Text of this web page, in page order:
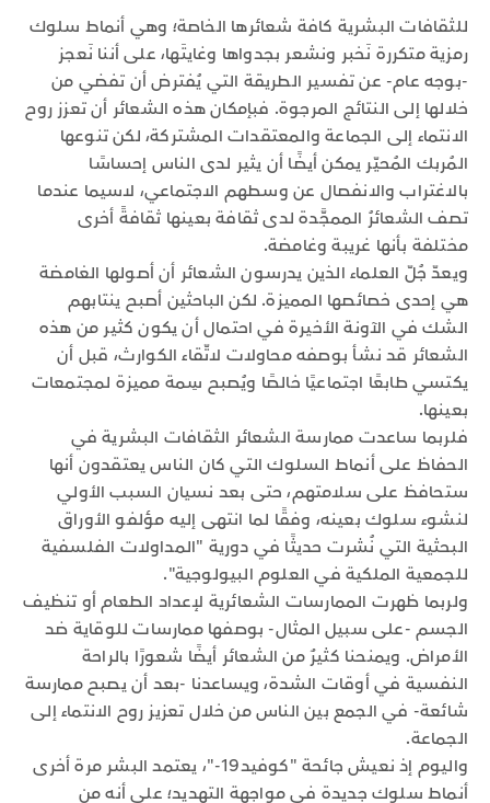
للثقافات البشرية كافة شعائرها الخاصة؛ وهي أنماط سلوك
رمزية متكررة نَخبر ونشعر بجدواها وغايتَها، على أننا نَعجز
-بوجه عام- عن تفسير الطريقة التي يُفترض أن تفضي من
خلالها إلى النتائج المرجوة. فبإمكان هذه الشعائر أن تعزز روح
الانتماء إلى الجماعة والمعتقدات المشتركة، لكن تنوعها
المُربك المُحيّر يمكن أيضًا أن يثير لدى الناس إحساسًا
بالاغتراب والانفصال عن وسطهم الاجتماعي، لاسيما عندما
تصف الشعائرُ الممجَّدة لدى ثقافة بعينها ثقافةً أخرى
مختلفة بأنها غريبة وغامضة.
ويعدّ جُلّ العلماء الذين يدرسون الشعائر أن أصولها الغامضة
هي إحدى خصائصها المميزة. لكن الباحثين أصبح ينتابهم
الشك في الآونة الأخيرة في احتمال أن يكون كثير من هذه
الشعائر قد نشأ بوصفه محاولات لاتّقاء الكوارث، قبل أن
يكتسي طابعًا اجتماعيًا خالصًا ويُصبح سِمة مميزة لمجتمعات
بعينها.
فلربما ساعدت ممارسة الشعائر الثقافات البشرية في
الحفاظ على أنماط السلوك التي كان الناس يعتقدون أنها
ستحافظ على سلامتهم، حتى بعد نسيان السبب الأولي
لنشوء سلوك بعينه، وفقًا لما انتهى إليه مؤلفو الأوراق
البحثية التي نُشرت حديثًا في دورية "المداولات الفلسفية
للجمعية الملكية في العلوم البيولوجية".
ولربما ظهرت الممارسات الشعائرية لإعداد الطعام أو تنظيف
الجسم -على سبيل المثال- بوصفها ممارسات للوقاية ضد
الأمراض. ويمنحنا كثيرٌ من الشعائر أيضًا شعورًا بالراحة
النفسية في أوقات الشدة، ويساعدنا -بعد أن يصبح ممارسة
شائعة- في الجمع بين الناس من خلال تعزيز روح الانتماء إلى
الجماعة.
واليوم إذ نعيش جائحة "كوفيد19-"، يعتمد البشر مرة أخرى
أنماط سلوك جديدة في مواجهة التهديد؛ على أنه من